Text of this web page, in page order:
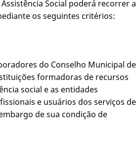
Social poderá recorrer a
os seguintes critérios:
do Conselho Municipal de
formadoras de recursos
social e as entidades
e usuários dos serviços de
de sua condição de